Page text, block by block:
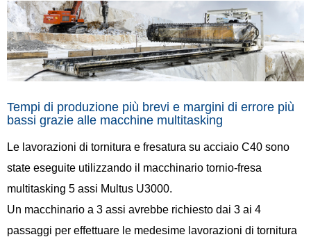
Tempi di produzione più brevi e margini di errore più
bassi grazie alle macchine multitasking
Le lavorazioni di tornitura e fresatura su acciaio C40 sono
state eseguite utilizzando il macchinario tornio-fresa
multitasking 5 assi Multus U3000.
Un macchinario a 3 assi avrebbe richiesto dai 3 ai 4
passaggi per effettuare le medesime lavorazioni di tornitura